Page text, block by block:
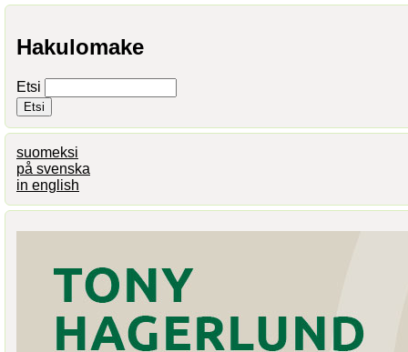
Hakulomake
Etsi
suomeksi
på svenska
in english